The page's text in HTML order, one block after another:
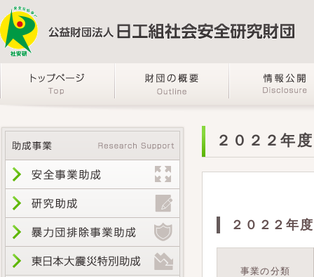
２０２２年
２０２２年
事業の分類